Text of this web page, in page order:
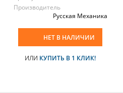
Производитель
Русская Механика
НЕТ В НАЛИЧИИ
ИЛИ КУПИТЬ В 1 КЛИК!